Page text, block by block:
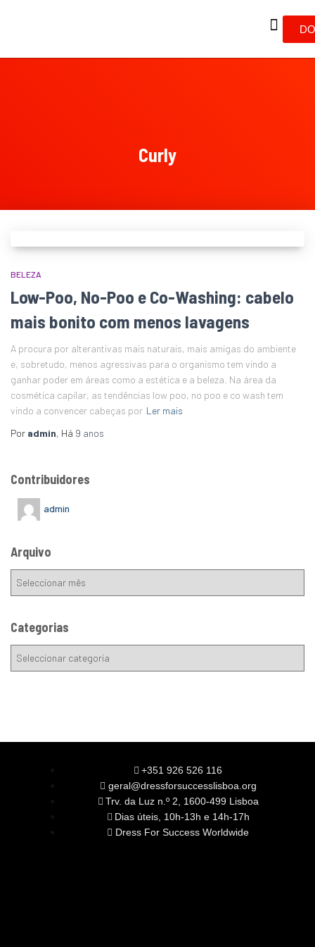
Curly
BELEZA
Low-Poo, No-Poo e Co-Washing: cabelo
mais bonito com menos lavagens
A procura por alterantivas mais naturais, mais amigas do ambiente
e, sobretudo, menos agressivas para o organismo tem vindo a
ganhar poder em áreas como a estética e a beleza. Na área da
cosmética capilar, as tendências low poo, no poo e co wash tem
vindo a convencer cabeças por Ler mais
Por admin, Há 9 anos
Contribuidores
admin
Arquivo
Categorias
+351 926 526 116
geral@dressforsuccesslisboa.org
Trv. da Luz n.º 2, 1600-499 Lisboa
Dias úteis, 10h-13h e 14h-17h
Dress For Success Worldwide